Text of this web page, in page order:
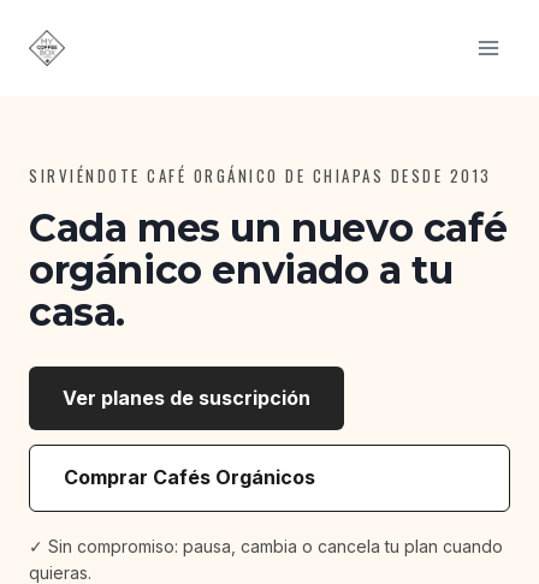
SIRVIÉNDOTE CAFÉ ORGÁNICO DE CHIAPAS DESDE 2013
Cada mes un nuevo café
orgánico enviado a tu
casa.
Ver planes de suscripción
Comprar Cafés Orgánicos
✓ Sin compromiso: pausa, cambia o cancela tu plan cuando
quieras.